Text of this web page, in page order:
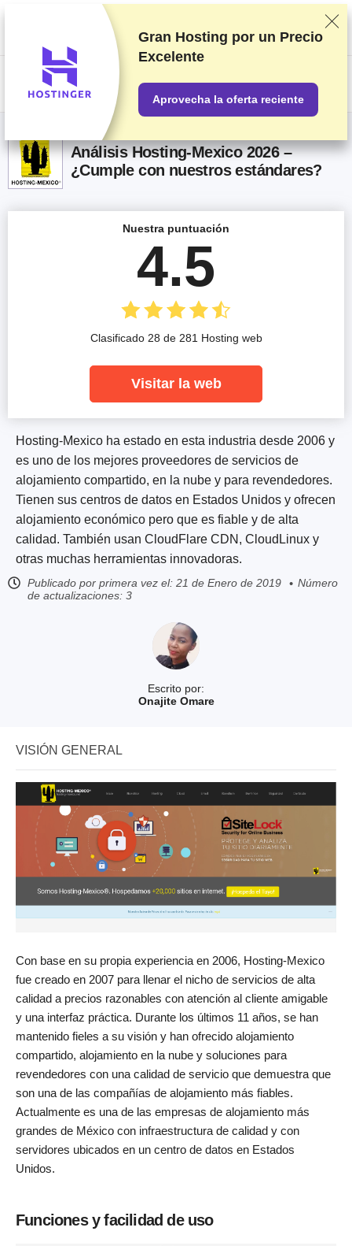
Clasificamos los servicios a partir de pruebas y análisis exhaustivos,
aunque también tenemos en cuenta tus opiniones y nuestros acuerdos
comerciales con los proveedores. Esta página contiene enlaces de
afiliados.
Información acerca de la publicidad
US$
Análisis Hosting-Mexico 2026 –
¿Cumple con nuestros estándares?
Escrito por:
Onajite Omare
Hosting-Mexico ha estado en esta industria desde 2006 y
es uno de los mejores proveedores de servicios de
alojamiento compartido, en la nube y para revendedores.
Tienen sus centros de datos en Estados Unidos y ofrecen
alojamiento económico pero que es fiable y de alta
calidad. También usan CloudFlare CDN, CloudLinux y
otras muchas herramientas innovadoras.
Publicado por primera vez el: 21 de Enero de 2019
Número
de actualizaciones: 3
Nuestra puntuación
4.5
Clasificado 28 de 281 Hosting web
Visitar la web
VISIÓN GENERAL
Con base en su propia experiencia en 2006, Hosting-Mexico
fue creado en 2007 para llenar el nicho de servicios de alta
calidad a precios razonables con atención al cliente amigable
y una interfaz práctica. Durante los últimos 11 años, se han
mantenido fieles a su visión y han ofrecido alojamiento
compartido, alojamiento en la nube y soluciones para
revendedores con una calidad de servicio que demuestra que
son una de las compañías de alojamiento más fiables.
Actualmente es una de las empresas de alojamiento más
grandes de México con infraestructura de calidad y con
servidores ubicados en un centro de datos en Estados
Unidos.
Funciones y facilidad de uso
Gran Hosting por un Precio
Excelente
Aprovecha la oferta reciente